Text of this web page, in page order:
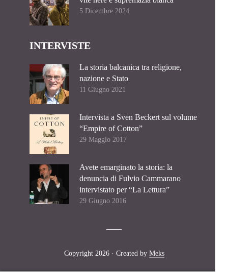
5 Dicembre 2024
INTERVISTE
La storia balcanica tra religione,
nazione e Stato
11 Giugno 2021
Intervista a Sven Beckert sul volume
“Empire of Cotton”
29 Maggio 2017
Avete emarginato la storia: la
denuncia di Fulvio Cammarano
intervistato per “La Lettura”
29 Giugno 2016
Copyright 2026 · Created by Meks